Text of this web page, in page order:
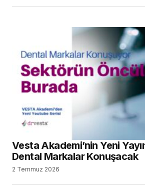
Vesta Akademi’nin Yeni
Dental Markalar Konuşacak
2 Temmuz 2026